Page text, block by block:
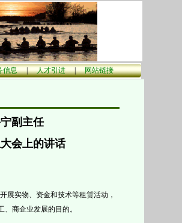
信息|人才引进|网站链接
副主任
会上的讲话
展实物、资金和技术等租赁活动，
商企业发展的目的。